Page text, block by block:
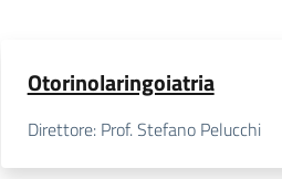
Otorinolaringoiatria
Direttore: Prof. Stefano Pelucchi